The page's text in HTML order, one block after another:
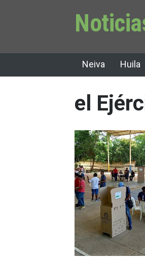
Neiva Huila
el